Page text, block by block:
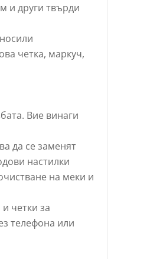
и други твърди
четка, маркуч,
Вие винаги
да се заменят
настилки
на меки и
четки за
телефона или